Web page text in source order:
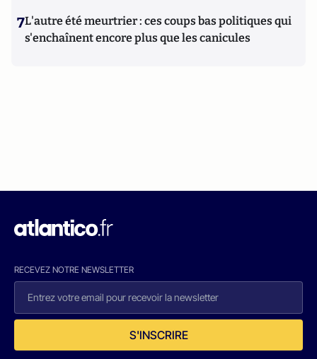
7L'autre été meurtrier : ces coups bas politiques qui
s'enchaînent encore plus que les canicules
RECEVEZ NOTRE NEWSLETTER
S'INSCRIRE